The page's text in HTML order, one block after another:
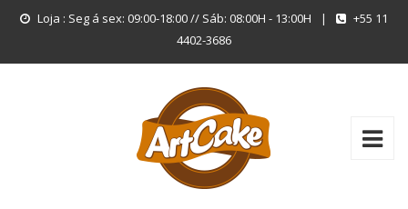
Loja : Seg á sex: 09:00-18:00 // Sáb: 08:00H - 13:00H |
+55 11
4402-3686